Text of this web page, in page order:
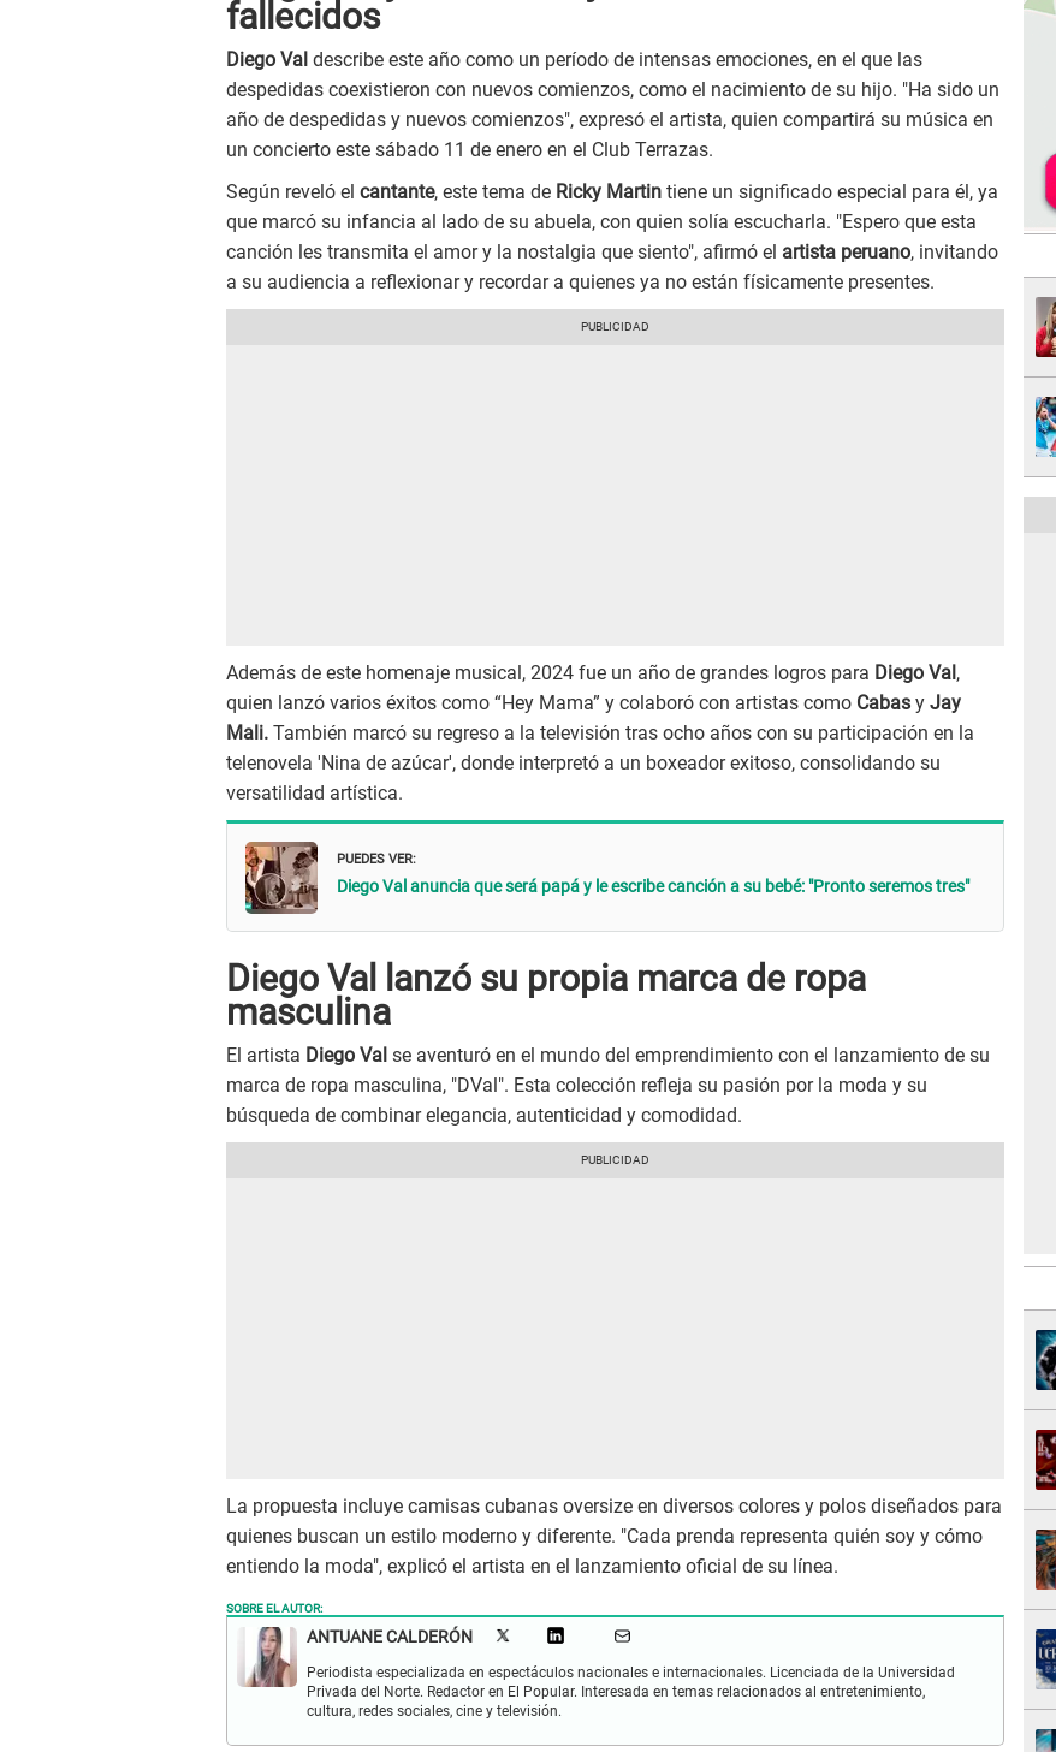
fallecidos
Diego Val describe este año como un período de intensas emociones, en el que las
despedidas coexistieron con nuevos comienzos, como el nacimiento de su hijo. "Ha sido un
año de despedidas y nuevos comienzos", expresó el artista, quien compartirá su música en
un concierto este sábado 11 de enero en el Club Terrazas.
Según reveló el cantante, este tema de Ricky Martin tiene un significado especial para él, ya
que marcó su infancia al lado de su abuela, con quien solía escucharla. "Espero que esta
canción les transmita el amor y la nostalgia que siento", afirmó el artista peruano, invitando
a su audiencia a reflexionar y recordar a quienes ya no están físicamente presentes.
Además de este homenaje musical, 2024 fue un año de grandes logros para Diego Val ,
quien lanzó varios éxitos como “Hey Mama” y colaboró con artistas como Cabas y Jay
Mali. También marcó su regreso a la televisión tras ocho años con su participación en la
telenovela 'Nina de azúcar', donde interpretó a un boxeador exitoso, consolidando su
versatilidad artística.
PUEDES VER:
Diego Val anuncia que será papá y le escribe canción a su bebé: "Pronto seremos tres"
Diego Val lanzó su propia marca de ropa
masculina
El artista Diego Val se aventuró en el mundo del emprendimiento con el lanzamiento de su
marca de ropa masculina, "DVal". Esta colección refleja su pasión por la moda y su
búsqueda de combinar elegancia, autenticidad y comodidad.
La propuesta incluye camisas cubanas oversize en diversos colores y polos diseñados para
quienes buscan un estilo moderno y diferente. "Cada prenda representa quién soy y cómo
entiendo la moda", explicó el artista en el lanzamiento oficial de su línea.
SOBRE EL AUTOR:
ANTUANE CALDERÓN
Periodista especializada en espectáculos nacionales e internacionales. Licenciada de la Universidad
Privada del Norte. Redactor en El Popular. Interesada en temas relacionados al entretenimiento,
cultura, redes sociales, cine y televisión.